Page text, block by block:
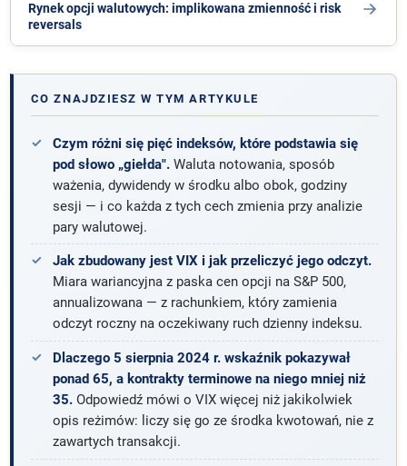
Rynek opcji walutowych: implikowana zmienność i risk
reversals
CO ZNAJDZIESZ W TYM ARTYKULE
Czym różni się pięć indeksów, które podstawia się
pod słowo „giełda".Waluta notowania, sposób
ważenia, dywidendy w środku albo obok, godziny
sesji — i co każda z tych cech zmienia przy analizie
pary walutowej.
Jak zbudowany jest VIX i jak przeliczyć jego odczyt.
Miara wariancyjna z paska cen opcji na S&P 500,
annualizowana — z rachunkiem, który zamienia
odczyt roczny na oczekiwany ruch dzienny indeksu.
Dlaczego 5 sierpnia 2024 r. wskaźnik pokazywał
ponad 65, a kontrakty terminowe na niego mniej niż
35.Odpowiedź mówi o VIX więcej niż jakikolwiek
opis reżimów: liczy się go ze środka kwotowań, nie z
zawartych transakcji.